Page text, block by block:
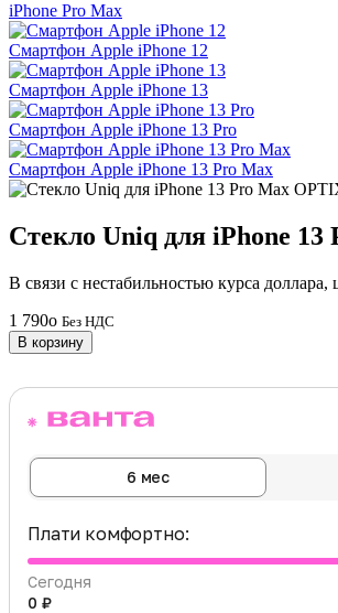
iPhone Pro Max
Смартфон Apple iPhone 12
Смартфон Apple iPhone 13
Смартфон Apple iPhone 13 Pro
Смартфон Apple iPhone 13 Pro Max
Стекло Uniq для iPhone
В связи с нестабильностью курса
1 790o Без НДС
В корзину
6 мес
Плати комфортно:
Сегодня
0 ₽